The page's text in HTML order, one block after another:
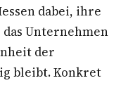
dabei, ihre
das Unternehmen
der
bleibt. Konkret